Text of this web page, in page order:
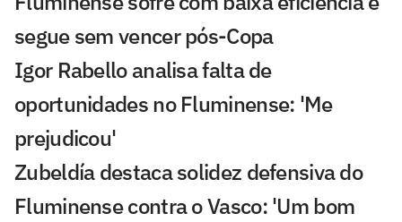
segue sem vencer pós-Copa
Igor Rabello analisa falta de
oportunidades no Fluminense: 'Me
prejudicou'
Zubeldía destaca solidez defensiva do
Fluminense contra o Vasco: 'Um bom